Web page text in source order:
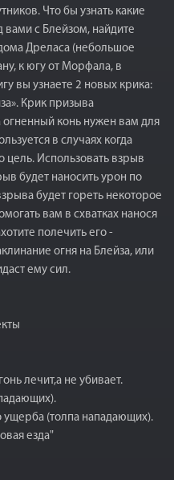
Что бы узнать какие
с Блейзом, найдите
Дреласа (небольшое
к югу от Морфала, в
вы узнаете 2 новых крика:
Крик призыва
огненный конь нужен вам для
в случаях когда
цель. Использовать взрыв
будет наносить урон по
будет гореть некоторое
вам в схватках нанося
полечить его -
огня на Блейза, или
ему сил.
лечит,а не убивает.
ущерба (толпа нападающих).
езда"